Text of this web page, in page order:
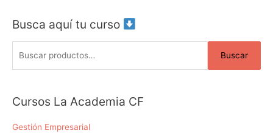
Busca aquí tu curso
B
u
c
r
Buscar
Cursos La Academia CF
Gestión Empresarial